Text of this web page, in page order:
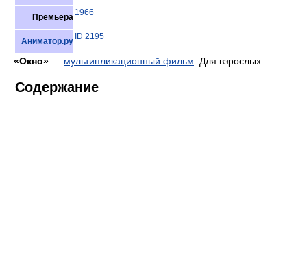
Премьера 1966
Аниматор.ру ID 2195
«Окно» — мультипликационный фильм . Для взрослых.
Содержание